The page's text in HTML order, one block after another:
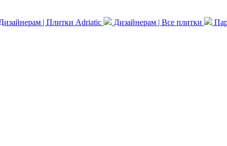
| Плитки Adriatic Дизайнерам | Все плитки